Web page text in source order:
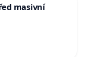
masivní